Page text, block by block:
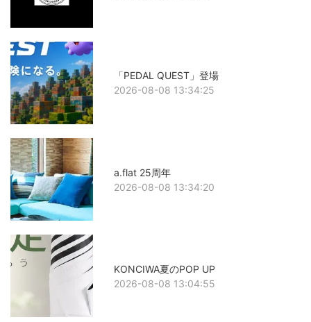
「PEDAL QUEST」登場
2026-08-08 13:34:25
a.flat 25周年
2026-08-08 13:34:20
KONCIWA夏のPOP UP
2026-08-08 13:04:55